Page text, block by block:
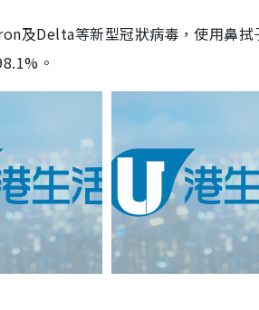
及Delta等新型冠狀病毒，使用鼻拭
。